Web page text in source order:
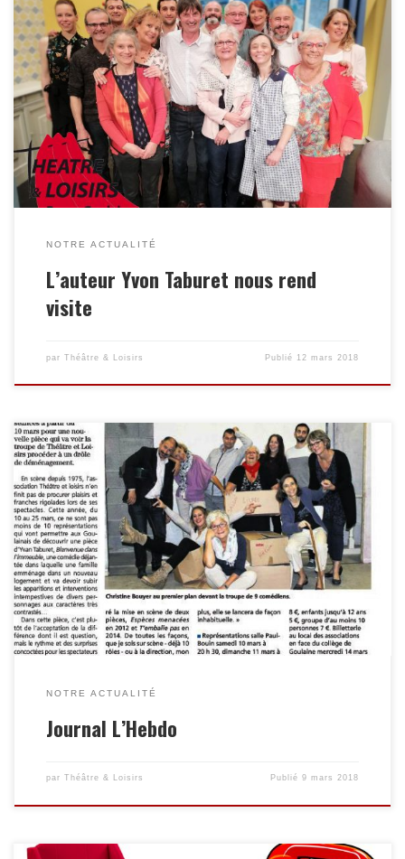
Bonjour Jean-Claude, Je me suis empressé de mettre la photo
sur ma page. Merci pour votre accueil et votre gentillesse. Une
troupe comme la votre fait honneur au théâtre amateur. Je
compte sur vous pour saluer et remercier une nouvelle fois
toute l’équipe. Bonne journée. Yvon
NOTRE ACTUALITÉ
L’auteur Yvon Taburet nous rend
visite
par Théâtre & Loisirs Publié 12 mars 2018
NOTRE ACTUALITÉ
Journal L’Hebdo
par Théâtre & Loisirs Publié9 mars 2018